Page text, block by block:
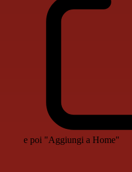
e poi "Aggiungi a Home"